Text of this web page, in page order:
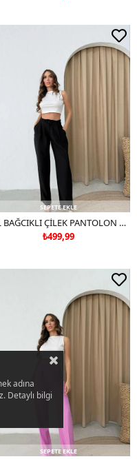
SEPETE EKLE
BEL BAĞCIKLI ÇİLEK PANTOLON SİYAH
₺499,99
SEPETE EKLE
adına
Detaylı bilgi